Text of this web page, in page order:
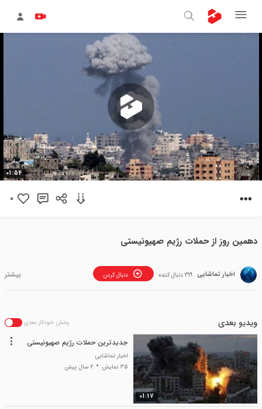
پخش
01:54
0
دهمین روز از حملات رژیم صهیونیستی
اخبار تماشایی دنبال کردن 319 دنبال کننده
ویدیو بعدی پخش خودکار بعدی
01:17
جدیدترین حملات رژیم صهیونیستی
اخبار تماشایی
35 نمایش
2 سال پیش